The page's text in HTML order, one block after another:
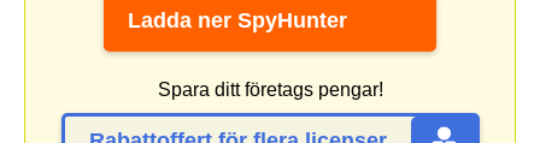
Ladda ner SpyHunter
Spara ditt företags pengar!